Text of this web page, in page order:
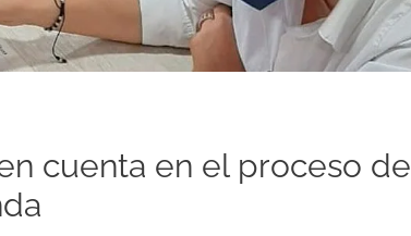
cuenta en el proceso de